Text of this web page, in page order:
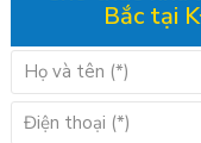
Bắc tại